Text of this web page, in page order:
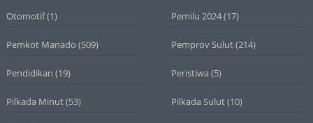
Otomotif(1) Pemilu 2024(17)
Pemkot Manado (509) Pemprov Sulut(214)
Pendidikan (19) Peristiwa (5)
Pilkada Minut(53) Pilkada Sulut(10)